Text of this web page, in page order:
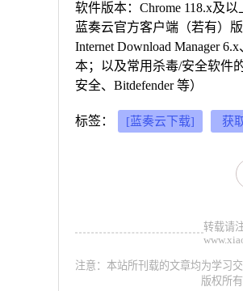
软件版本：Chrome 118.x及以
蓝奏云官方客户端（若有）
Internet Download Manager
本；以及常用杀毒/安全软件
安全、Bitdefender 等）
标签： [蓝奏云下载] 获
转载请
注意：本站所刊载的文章均为学习
版权所